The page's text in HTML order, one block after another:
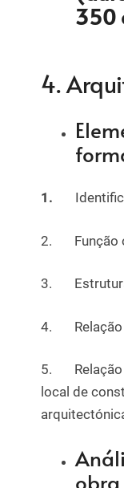
350
4.
1.
2. Função
3.
4. Relação
5. Relação
local de